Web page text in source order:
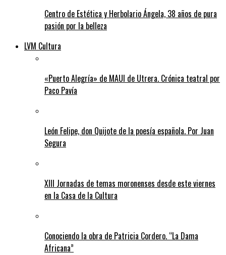
Centro de Estética y Herbolario Ángela, 38 años de pura
pasión por la belleza
LVM Cultura
«Puerto Alegría» de MAUI de Utrera. Crónica teatral por
Paco Pavía
León Felipe, don Quijote de la poesía española. Por Juan
Segura
XIII Jornadas de temas moronenses desde este viernes
en la Casa de la Cultura
Conociendo la obra de Patricia Cordero. “La Dama
Africana”